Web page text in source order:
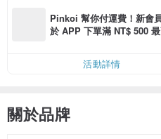
Pinkoi 幫你付運費！新會
於 APP 下單滿 NT$ 500
活動詳情
關於品牌